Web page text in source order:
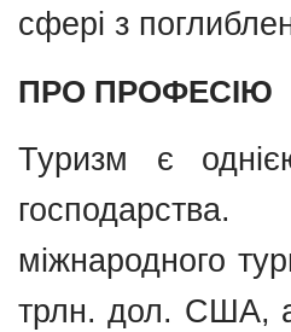
сфері з
ПРО ПРОФЕСІЮ
Туризм є
міжнародного
трлн. дол. США,